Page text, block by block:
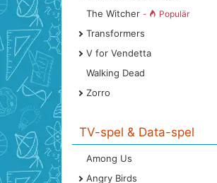
The Witcher - Populär
Transformers
V for Vendetta
Walking Dead
Zorro
TV-spel & Data-spel
Among Us
Angry Birds